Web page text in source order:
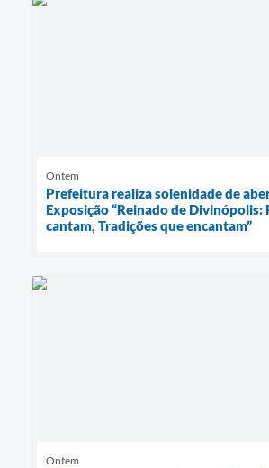
Ontem
Prefeitura realiza solenidade de
Exposição “Reinado de Divinópolis:
cantam, Tradições que encantam”
Ontem